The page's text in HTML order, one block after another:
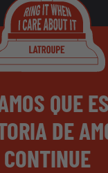
QUE
DE
CONTINUE